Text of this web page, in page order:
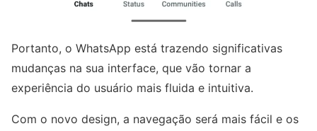
Portanto, o WhatsApp está trazendo significativas
mudanças na sua interface, que vão tornar a
experiência do usuário mais fluida e intuitiva.
Com o novo design, a navegação será mais fácil e os